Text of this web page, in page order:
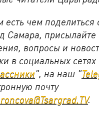
есть чем поделиться
Самара, присылайте
вопросы и
в социальных сетях
", на наш "
почту
.